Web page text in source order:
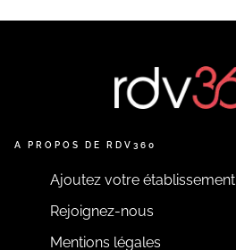
A PROPOS DE RDV360
Ajoutez votre établissement
Rejoignez-nous
Mentions légales